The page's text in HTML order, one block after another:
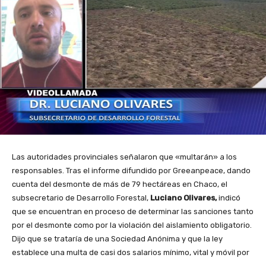
Las autoridades provinciales señalaron que «multarán» a los
responsables. Tras el informe difundido por Greeanpeace, dando
cuenta del desmonte de más de 79 hectáreas en Chaco, el
subsecretario de Desarrollo Forestal, Luciano Olivares,indicó
que se encuentran en proceso de determinar las sanciones tanto
por el desmonte como por la violación del aislamiento obligatorio.
Dijo que se trataría de una Sociedad Anónima y que la ley
establece una multa de casi dos salarios mínimo, vital y móvil por